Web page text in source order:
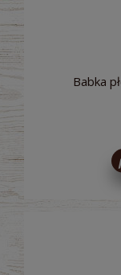
Babka